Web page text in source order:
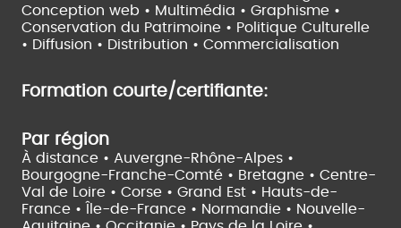
Conception web • Multimédia • Graphisme •
Conservation du Patrimoine • Politique Culturelle
• Diffusion • Distribution • Commercialisation
Formation courte/certifiante:
Par région
À distance • Auvergne-Rhône-Alpes •
Bourgogne-Franche-Comté • Bretagne • Centre-
Val de Loire • Corse • Grand Est • Hauts-de-
France •
Île-de-France • Normandie • Nouvelle-